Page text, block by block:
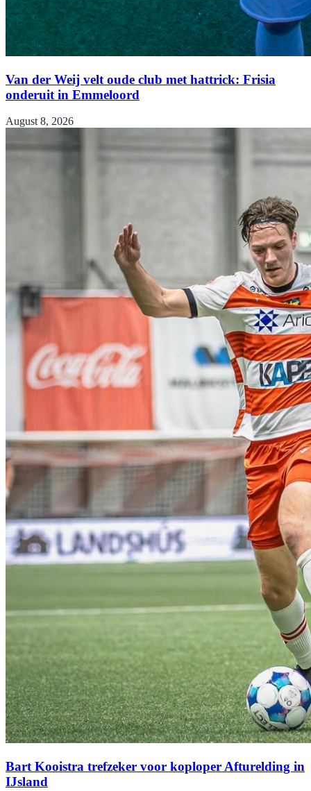
Van der Weij velt oude club met hattrick: Frisia
onderuit in Emmeloord
August 8, 2026
Bart Kooistra trefzeker voor koploper Afturelding in
IJsland